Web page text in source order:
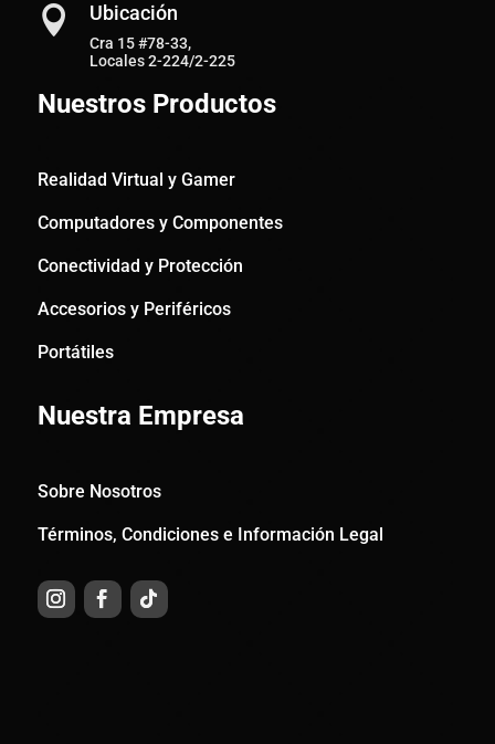
 Ubicación
Cra 15 #78-33,
Locales 2-224/2-225
Nuestros Productos
Realidad Virtual y Gamer
Computadores y Componentes
Conectividad y Protección
Accesorios y Periféricos
Portátiles
Nuestra Empresa
Sobre Nosotros
Términos, Condiciones e Información Legal